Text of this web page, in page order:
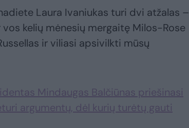
Laura Ivaniukas turi dvi atžalas –
kelių mėnesių mergaitę Milos-Rose
ir viliasi apsivilkti mūsų
Mindaugas Balčiūnas priešinasi
argumentų, dėl kurių turėtų gauti